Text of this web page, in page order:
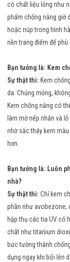
có chất liệu lỏng như
phẩm chống nắng giờ
hoặc núp trong hình
nền trang điểm để
Bạn tưởng là: Kem
Sự thật thì: Kem
da. Chúng mỏng,
Kem chống nắng có
làm mờ nếp nhăn và
nhờ sắc tháy kem
hơn.
Bạn tưởng là: Luôn
nhà?
Sự thật thì: Chỉ kem
phần như avobezone,
hập thụ các tia UV có
chất như titanium
bức tường thành
dụng ngay khi bôi lên